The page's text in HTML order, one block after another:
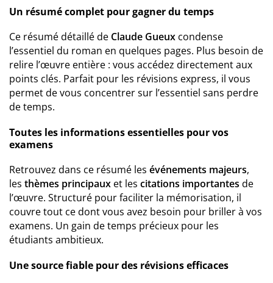
Un résumé complet pour gagner du temps
Ce résumé détaillé de Claude Gueux condense
l’essentiel du roman en quelques pages. Plus besoin de
relire l’œuvre entière : vous accédez directement aux
points clés. Parfait pour les révisions express, il vous
permet de vous concentrer sur l’essentiel sans perdre
de temps.
Toutes les informations essentielles pour vos
examens
Retrouvez dans ce résumé les événements majeurs,
les thèmes principaux et les citations importantes de
l’œuvre. Structuré pour faciliter la mémorisation, il
couvre tout ce dont vous avez besoin pour briller à vos
examens. Un gain de temps précieux pour les
étudiants ambitieux.
Une source fiable pour des révisions efficaces